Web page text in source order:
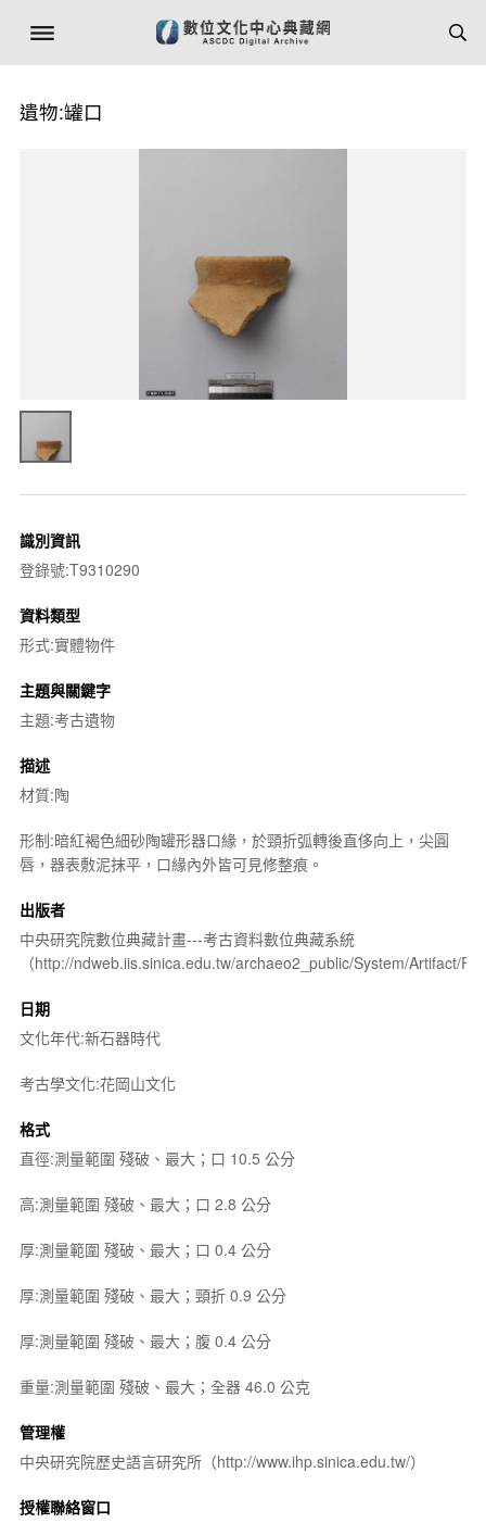
遺物:罐口
識別資訊
登錄號:T9310290
資料類型
形式:實體物件
主題與關鍵字
主題:考古遺物
描述
材質:陶
形制:暗紅褐色細砂陶罐形器口緣，於頸折弧轉後直侈向上，尖圓
唇，器表敷泥抹平，口緣內外皆可見修整痕。
出版者
中央研究院數位典藏計畫---考古資料數位典藏系統
（http://ndweb.iis.sinica.edu.tw/archaeo2_public/System/Artifact/
日期
文化年代:新石器時代
考古學文化:花岡山文化
格式
直徑:測量範圍 殘破、最大；口 10.5 公分
高:測量範圍 殘破、最大；口 2.8 公分
厚:測量範圍 殘破、最大；口 0.4 公分
厚:測量範圍 殘破、最大；頸折 0.9 公分
厚:測量範圍 殘破、最大；腹 0.4 公分
重量:測量範圍 殘破、最大；全器 46.0 公克
管理權
中央研究院歷史語言研究所（http://www.ihp.sinica.edu.tw/）
授權聯絡窗口